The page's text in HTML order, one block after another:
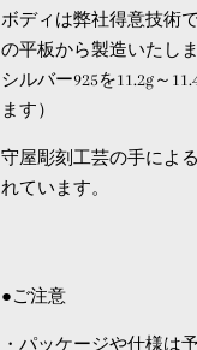
ボディは弊社得意技術
の平板から製造いたしま
シルバー925を11.2g～
ます）
守屋彫刻工芸の手によ
れています。
●ご注意
・パッケージや仕様は